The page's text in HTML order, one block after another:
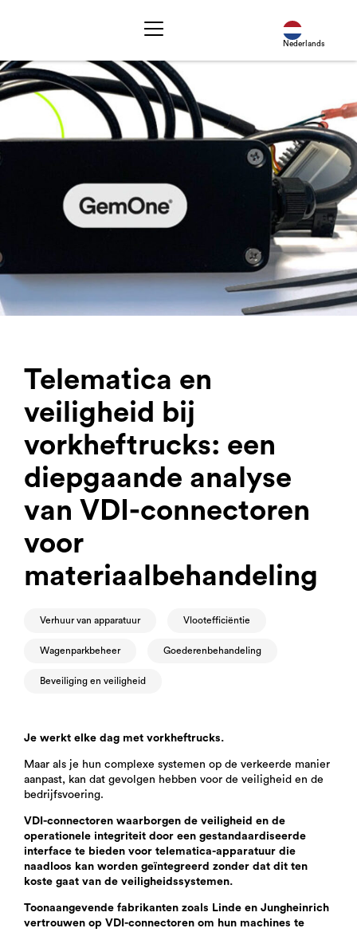
Nederlands
Telematica en
veiligheid bij
vorkheftrucks: een
diepgaande analyse
van VDI-connectoren
voor
materiaalbehandeling
Verhuur van apparatuur Vlootefficiëntie
Wagenparkbeheer Goederenbehandeling
Beveiliging en veiligheid
Je werkt elke dag met vorkheftrucks.
Maar als je hun complexe systemen op de verkeerde manier
aanpast, kan dat gevolgen hebben voor de veiligheid en de
bedrijfsvoering.
VDI-connectoren waarborgen de veiligheid en de
operationele integriteit door een gestandaardiseerde
interface te bieden voor telematica-apparatuur die
naadloos kan worden geïntegreerd zonder dat dit ten
koste gaat van de veiligheidssystemen.
Toonaangevende fabrikanten zoals Linde en Jungheinrich
vertrouwen op VDI-connectoren om hun machines te